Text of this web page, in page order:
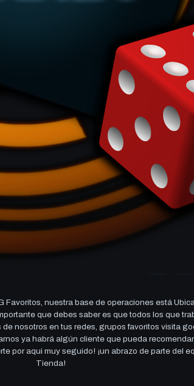
nuestra base de operaciones está
que debes saber es que todos los que
nosotros en tus redes, grupos favoritos visita
ya habrá algún cliente que pueda
por aqui muy seguido! ¡un abrazo de parte del
Tienda!